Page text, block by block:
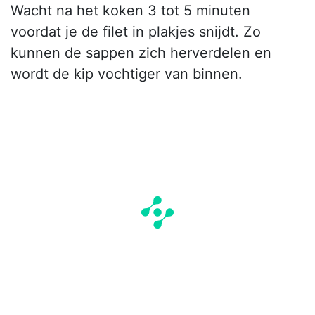
Wacht na het koken 3 tot 5 minuten
voordat je de filet in plakjes snijdt. Zo
kunnen de sappen zich herverdelen en
wordt de kip vochtiger van binnen.